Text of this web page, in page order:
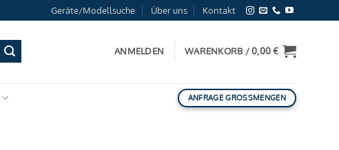
Geräte/Modellsuche Über uns Kontakt
ANMELDEN WARENKORB /0,00€
ANFRAGE GROSSMENGEN